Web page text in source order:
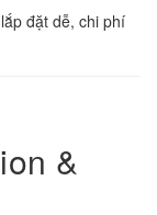
đặt dễ, chi phí
&